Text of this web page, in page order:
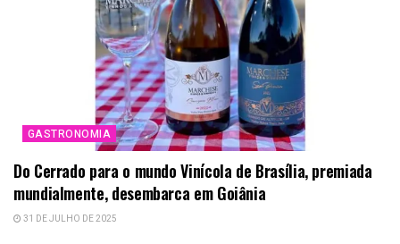
GASTRONOMIA
Do Cerrado para o mundo Vinícola de Brasília, premiada
mundialmente, desembarca em Goiânia
31 DE JULHO DE 2025